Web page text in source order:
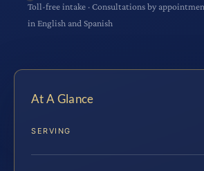
Toll-free intake · Consultations by
in English and Spanish
At A Glance
SERVING